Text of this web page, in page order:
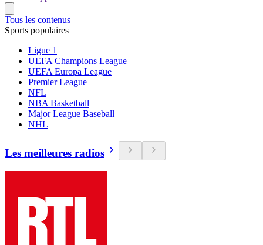
Tous les contenus
Sports populaires
Ligue 1
UEFA Champions League
UEFA Europa League
Premier League
NFL
NBA Basketball
Major League Baseball
NHL
Les meilleures radios